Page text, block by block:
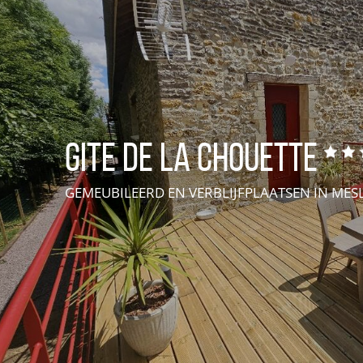
Groepsaccommodatie
Unusual accommodation
Classement et labels
Disponibilités hébergements
Gite de la Chouette
GEMEUBILEERD EN VERBLIJFPLAATSENIN